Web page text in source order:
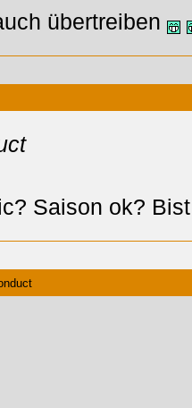
übertreiben
Saison ok?